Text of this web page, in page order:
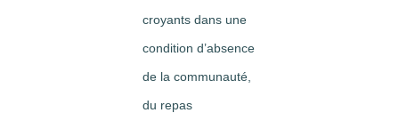
croyants dans une
condition d’absence
de la communauté,
du repas